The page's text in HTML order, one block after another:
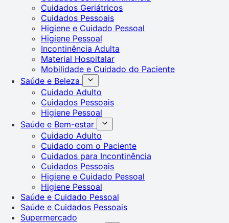
Cuidados Geriátricos
Cuidados Pessoais
Higiene e Cuidado Pessoal
Higiene Pessoal
Incontinência Adulta
Material Hospitalar
Mobilidade e Cuidado do Paciente
Saúde e Beleza
Cuidado Adulto
Cuidados Pessoais
Higiene Pessoal
Saúde e Bem-estar
Cuidado Adulto
Cuidado com o Paciente
Cuidados para Incontinência
Cuidados Pessoais
Higiene e Cuidado Pessoal
Higiene Pessoal
Saúde e Cuidado Pessoal
Saúde e Cuidados Pessoais
Supermercado